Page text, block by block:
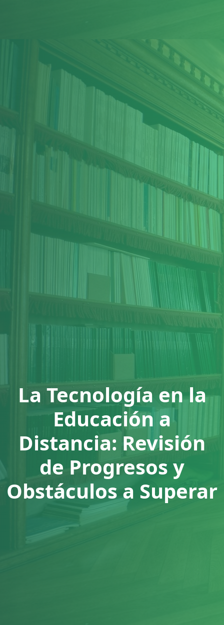
La Tecnología en la
Educación a
Distancia: Revisión
de Progresos y
Obstáculos a Superar